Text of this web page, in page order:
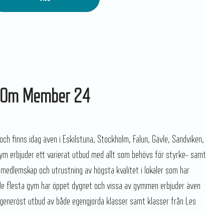
Om Member 24
finns idag även i Eskilstuna, Stockholm, Falun, Gävle, Sandviken,
erbjuder ett varierat utbud med allt som behövs för styrke- samt
och utrustning av högsta kvalitet i lokaler som har
gym har öppet dygnet och vissa av gymmen erbjuder även
utbud av både egengjorda klasser samt klasser från Les